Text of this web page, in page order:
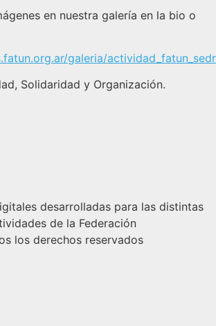
en nuestra galería en la bio o
galeria/
Solidaridad y Organización.
desarrolladas para las distintas
de la Federación
los derechos reservados